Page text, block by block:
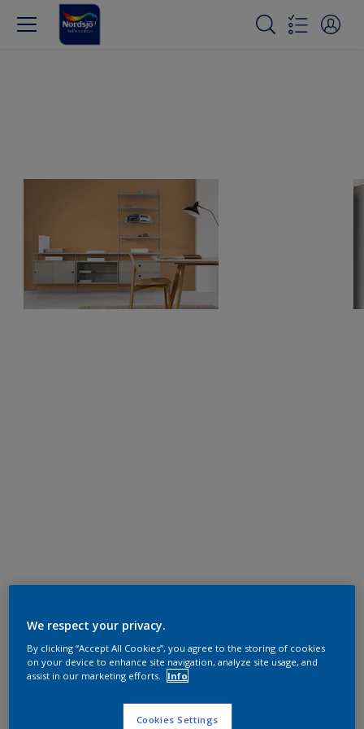
We respect your privacy.
By clicking “Accept All Cookies”, you agree to the storing of cookies
on your device to enhance site navigation, analyze site usage, and
assist in our marketing efforts.
Info
Cookies Settings